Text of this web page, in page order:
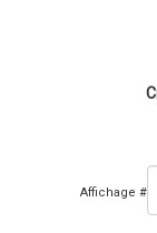
Affichage #